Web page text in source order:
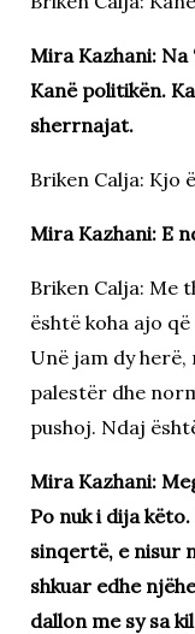
Mira Kazhani: Na
Kanë politikën.
sherrnajat.
Briken Calja: Kjo
Mira Kazhani: E
Briken Calja: Me
është koha ajo
Unë jam dy herë,
palestër dhe
pushoj. Ndaj
Mira Kazhani:
Po nuk i dija
sinqertë, e nisur
shkuar edhe
dallon me sy sa